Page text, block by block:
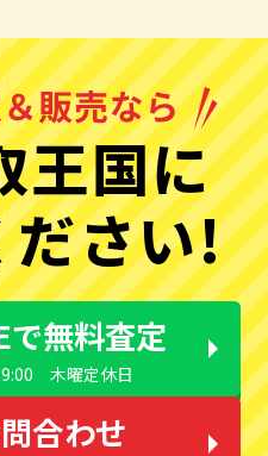
王国に
ださい!
で無料査定
木曜定休日
合わせ